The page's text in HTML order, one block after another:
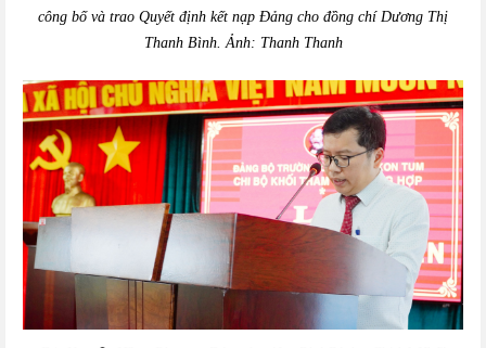
công bố và trao Quyết định kết nạp Đảng cho đồng chí Dương Thị
Thanh Bình. Ảnh: Thanh Thanh